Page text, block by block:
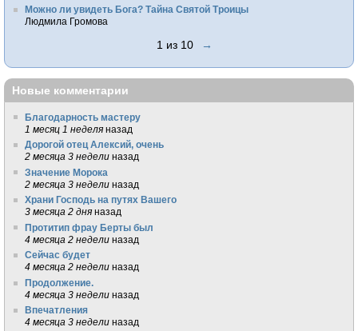
Можно ли увидеть Бога? Тайна Святой Троицы
Людмила Громова
1 из 10 →
Новые комментарии
Благодарность мастеру
1 месяц 1 неделя назад
Дорогой отец Алексий, очень
2 месяца 3 недели назад
Значение Морока
2 месяца 3 недели назад
Храни Господь на путях Вашего
3 месяца 2 дня назад
Протитип фрау Берты был
4 месяца 2 недели назад
Сейчас будет
4 месяца 2 недели назад
Продолжение.
4 месяца 3 недели назад
Впечатления
4 месяца 3 недели назад